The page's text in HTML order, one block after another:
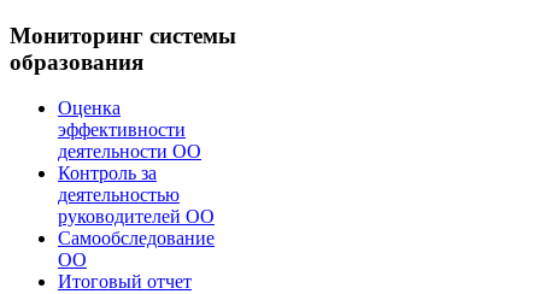
Мониторинг системы
образования
Оценка
эффективности
деятельности ОО
Контроль за
деятельностью
руководителей ОО
Самообследование
ОО
Итоговый отчет